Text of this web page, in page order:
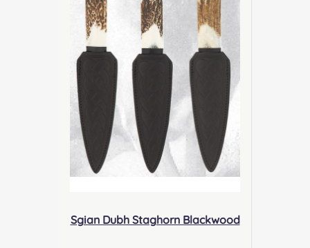
Minden Kontakt:
kontakt@easypipinganddrummi
ng.com Sicherheitshinweise:
Klinge EU- konform/ stumpf
Verletzungsgefahr,
Verletzungsgefahr durch
unsachgemäßen Gebrauch
Sgian Dubh Staghorn Blackwood